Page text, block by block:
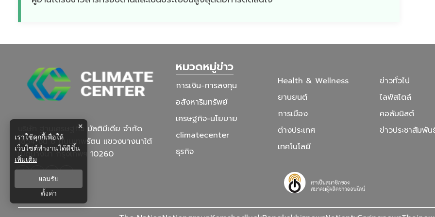
บริษัท ฐานเศรษฐกิจ มัลติมีเดีย จํากัด
1854 ชั้น 8 ถนนเทพรัตน แขวงบางนาใต้
เขตบางนา กรุงเทพฯ 10260
หมวดหมู่ข่าว
การเงิน-การลงทุน
อสังหาริมทรัพย์
เศรษฐกิจ-นโยบาย
climatecenter
ธุรกิจ
Health & Wellness
ยานยนต์
การเมือง
ต่างประเทศ
เทคโนโลยี
ข่าวทั่วไป
ไลฟ์สไตล์
คอลัมนิสต์
ข่าวประชาสัมพัน
×
เราใช้คุกกี้เพื่อให้
เว็บไซต์ทำงานได้ดีขึ้น
เพิ่มเติม
ยอมรับ
ตั้งค่า